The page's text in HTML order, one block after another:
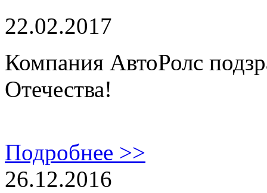
22.02.2017
Компания АвтоРолс
Отечества!
Подробнее >>
26.12.2016